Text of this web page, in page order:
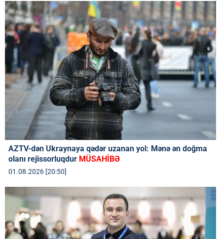
AZTV-dən Ukraynaya qədər uzanan yol: Mənə ən doğma
olanı rejissorluqdur MÜSAHİBƏ
01.08.2026 [20:50]